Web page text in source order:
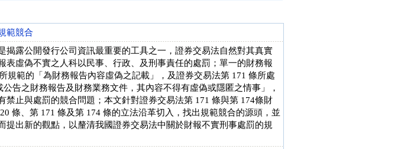
範競合
揭露公開發行公司資訊最重要的工具之一，證券交易法自然對其真實
表虛偽不實之人科以民事、行政、及刑事責任的處罰；單一的財務報
規範的「為財務報告內容虛偽之記載」，及證券交易法第 171 條所處
告之財務報告及財務業務文件，其內容不得有虛偽或隱匿之情事」，
禁止與處罰的競合問題；本文針對證券交易法第 171 條與第 174條財
條、第 171 條及第 174 條的立法沿革切入，找出規範競合的源頭，並
提出新的觀點，以釐清我國證券交易法中關於財報不實刑事處罰的規